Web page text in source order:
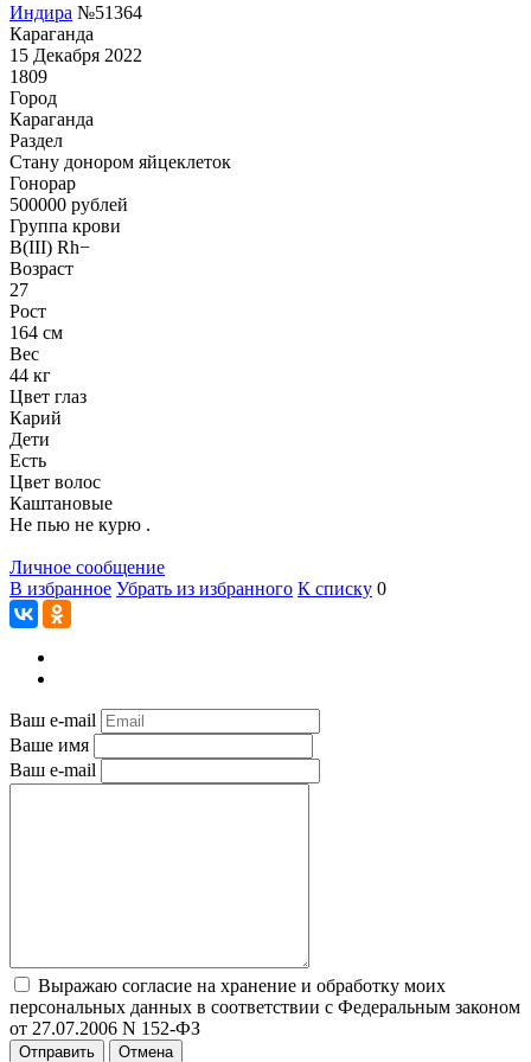
Индира №51364
Караганда
15 Декабря 2022
1809
Город
Караганда
Раздел
Стану донором яйцеклеток
Гонoрар
500000 рублей
Группа крови
B(III) Rh−
Возраст
27
Рост
164 см
Вес
44 кг
Цвет глаз
Карий
Дети
Есть
Цвет волос
Каштановые
Не пью не курю .
Личное сообщение
В избранное Убрать из избранного К списку 0
Ваш e-mail
Ваше имя
Ваш e-mail
Выражаю согласие на хранение и обработку моих
персональных данных в соответствии с Федеральным законом
от 27.07.2006 N 152-ФЗ
Отправить Отмена